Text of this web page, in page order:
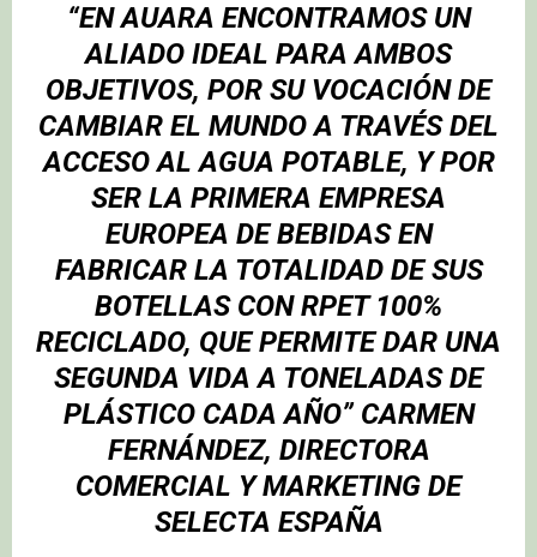
“EN AUARA ENCONTRAMOS UN
ALIADO IDEAL PARA AMBOS
OBJETIVOS, POR SU VOCACIÓN DE
CAMBIAR EL MUNDO A TRAVÉS DEL
ACCESO AL AGUA POTABLE, Y POR
SER LA PRIMERA EMPRESA
EUROPEA DE BEBIDAS EN
FABRICAR LA TOTALIDAD DE SUS
BOTELLAS CON RPET 100%
RECICLADO, QUE PERMITE DAR UNA
SEGUNDA VIDA A TONELADAS DE
PLÁSTICO CADA AÑO” CARMEN
FERNÁNDEZ, DIRECTORA
COMERCIAL Y MARKETING DE
SELECTA ESPAÑA